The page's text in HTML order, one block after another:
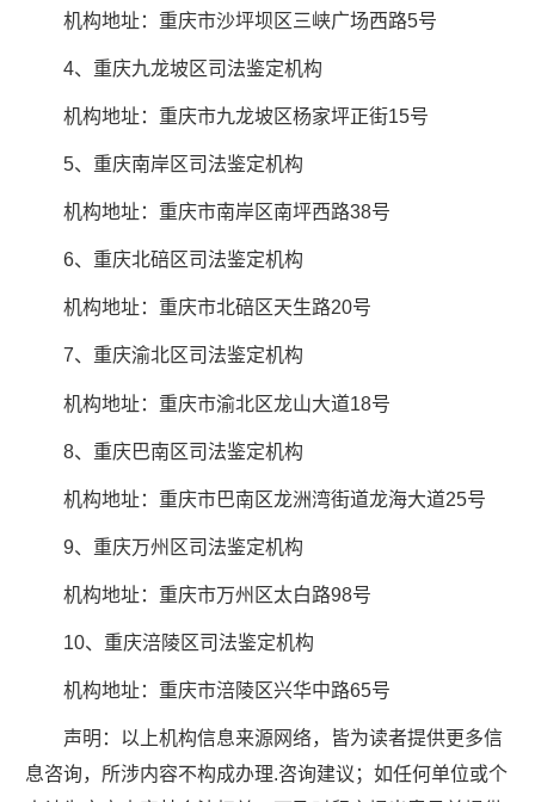
机构地址：重庆市沙坪坝区三峡广场西路5号
4、重庆九龙坡区司法鉴定机构
机构地址：重庆市九龙坡区杨家坪正街15号
5、重庆南岸区司法鉴定机构
机构地址：重庆市南岸区南坪西路38号
6、重庆北碚区司法鉴定机构
机构地址：重庆市北碚区天生路20号
7、重庆渝北区司法鉴定机构
机构地址：重庆市渝北区龙山大道18号
8、重庆巴南区司法鉴定机构
机构地址：重庆市巴南区龙洲湾街道龙海大道25号
9、重庆万州区司法鉴定机构
机构地址：重庆市万州区太白路98号
10、重庆涪陵区司法鉴定机构
机构地址：重庆市涪陵区兴华中路65号
声明：以上机构信息来源网络，皆为读者提供更多信
息咨询，所涉内容不构成办理.咨询建议；如任何单位或个